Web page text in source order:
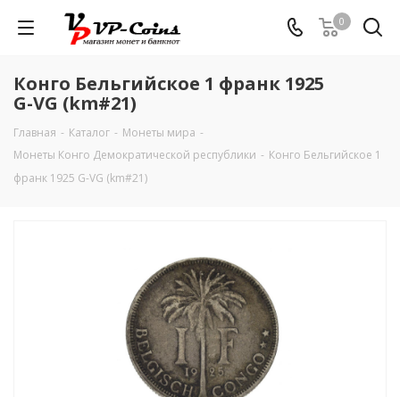
0
Конго Бельгийское 1 франк 1925
G-VG (km#21)
Главная - Каталог - Монеты мира -
Монеты Конго Демократической республики - Конго Бельгийское 1
франк 1925 G-VG (km#21)